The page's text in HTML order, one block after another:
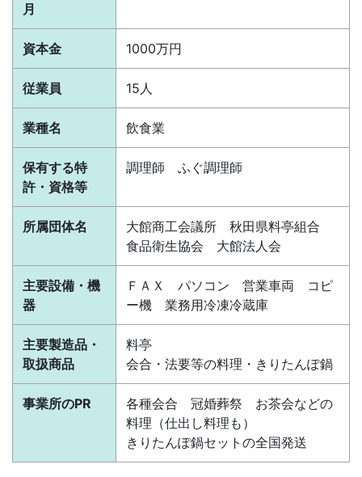
月
資本金 1000万円
従業員 15人
業種名 飲食業
保有する特
許・資格等
調理師 ふぐ調理師
所属団体名
大館商工会議所 秋田県料亭組合
食品衛生協会 大館法人会
主要設備・機
器
ＦＡＸ パソコン 営業車両 コピ
ー機 業務用冷凍冷蔵庫
主要製造品・
取扱商品
料亭
会合・法要等の料理・きりたんぽ鍋
事業所のPR
各種会合 冠婚葬祭 お茶会などの
料理（仕出し料理も）
きりたんぽ鍋セットの全国発送